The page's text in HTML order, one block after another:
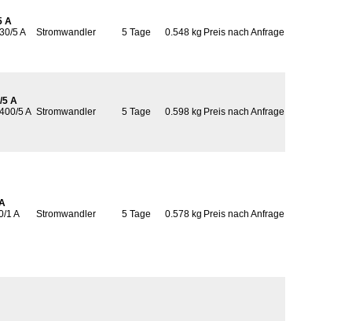
A
5 A
Stromwandler 5 Tage 0.548 kg Preis nach Anfrage
5 A
5 A Stromwandler 5 Tage 0.598 kg Preis nach Anfrage
1 A
Stromwandler 5 Tage 0.578 kg Preis nach Anfrage